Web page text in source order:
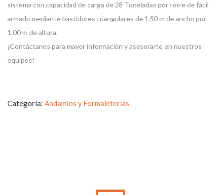
sistema con capacidad de carga de 28 Toneladas por torre de fácil
armado mediante bastidores triangulares de 1.50 m de ancho por
1.00 m de altura.
¡Contáctanos para mayor información y asesorarte en nuestros
equipos!
Categoría: Andamios y Formaleterías